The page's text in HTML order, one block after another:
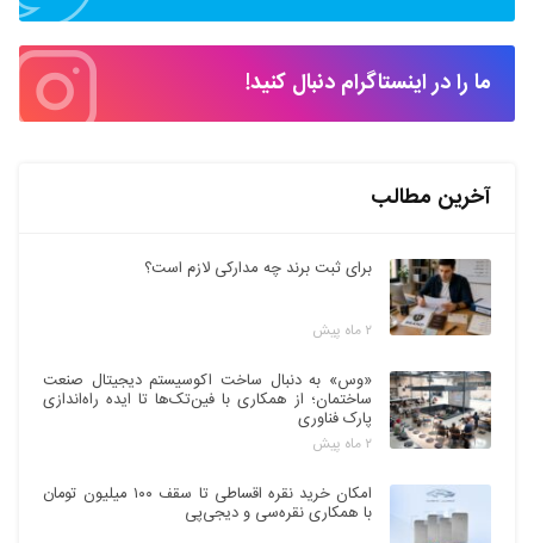
ما را در اینستاگرام دنبال کنید!
آخرین مطالب
برای ثبت برند چه مدارکی لازم است؟
۲ ماه پیش
«وس» به دنبال ساخت اکوسیستم دیجیتال صنعت
ساختمان؛ از همکاری با فین‌تک‌ها تا ایده راه‌اندازی
پارک فناوری
۲ ماه پیش
امکان خرید نقره اقساطی تا سقف ۱۰۰ میلیون تومان
با همکاری نقره‌سی و دیجی‌پی